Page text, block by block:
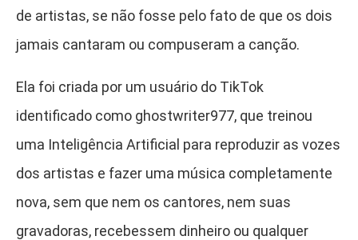
de artistas, se não fosse pelo fato de que os dois
jamais cantaram ou compuseram a canção.
Ela foi criada por um usuário do TikTok
identificado como ghostwriter977, que treinou
uma Inteligência Artificial para reproduzir as vozes
dos artistas e fazer uma música completamente
nova, sem que nem os cantores, nem suas
gravadoras, recebessem dinheiro ou qualquer